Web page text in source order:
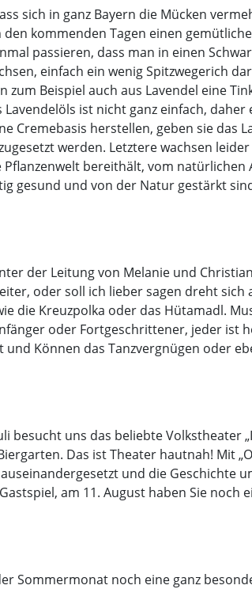
sich in ganz Bayern die Mücken
kommenden Tagen einen
passieren, dass man in einen
einfach ein wenig Spitzwegerich
Beispiel auch aus Lavendel eine
ist nicht ganz einfach,
Cremebasis herstellen, geben sie das
werden. Letztere wachsen
bereithält, vom
gesund und von der Natur gestärkt
der Leitung von Melanie und
oder soll ich lieber sagen dreht sich
die Kreuzpolka oder das Hütamadl.
oder Fortgeschrittener, jeder ist
Können das Tanzvergnügen oder
besucht uns das beliebte Volkstheater
Das ist Theater hautnah! Mit
und die Geschichte
am 11. August haben Sie noch
Sommermonat noch eine ganz